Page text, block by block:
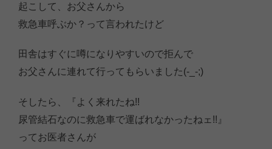
起こして、お父さんから
救急車呼ぶか？って言われたけど
田舎はすぐに噂になりやすいので拒んで
お父さんに連れて行ってもらいました(-_-;)
そしたら、『よく来れたね!!
尿管結石なのに救急車で運ばれなかったねェ!!』
ってお医者さんが